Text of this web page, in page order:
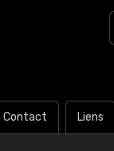
Contact Liens